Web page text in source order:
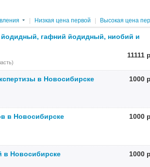
Низкая цена первой Высокая цена
гафний йодидный, ниобий и
11111
в Новосибирске 1000
в Новосибирске 1000
в Новосибирске 1000